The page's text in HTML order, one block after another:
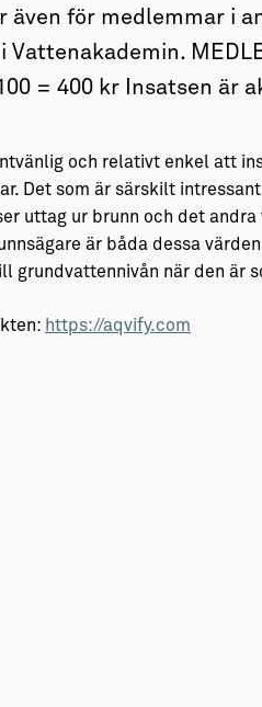
även för medlemmar i
= 400 kr Insatsen är
och relativt enkel att
Det som är särskilt
uttag ur brunn och det
är båda dessa
grundvattennivån när den är
https://aqvify.com